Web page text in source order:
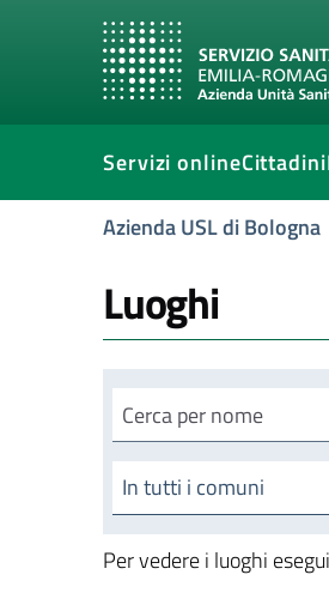
Servizi onlineCittadini
Azienda USL di Bologna
Luoghi
Cerca luogo
In tutti i comuni
Per vedere i luoghi